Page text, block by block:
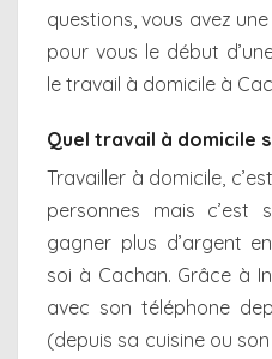
questions, vous avez
pour vous le début
le travail à domicile à
Quel travail à domicile
Travailler à domicile,
personnes mais c’est
gagner plus d’argent
soi à Cachan. Grâce à
avec son téléphone
(depuis sa cuisine ou